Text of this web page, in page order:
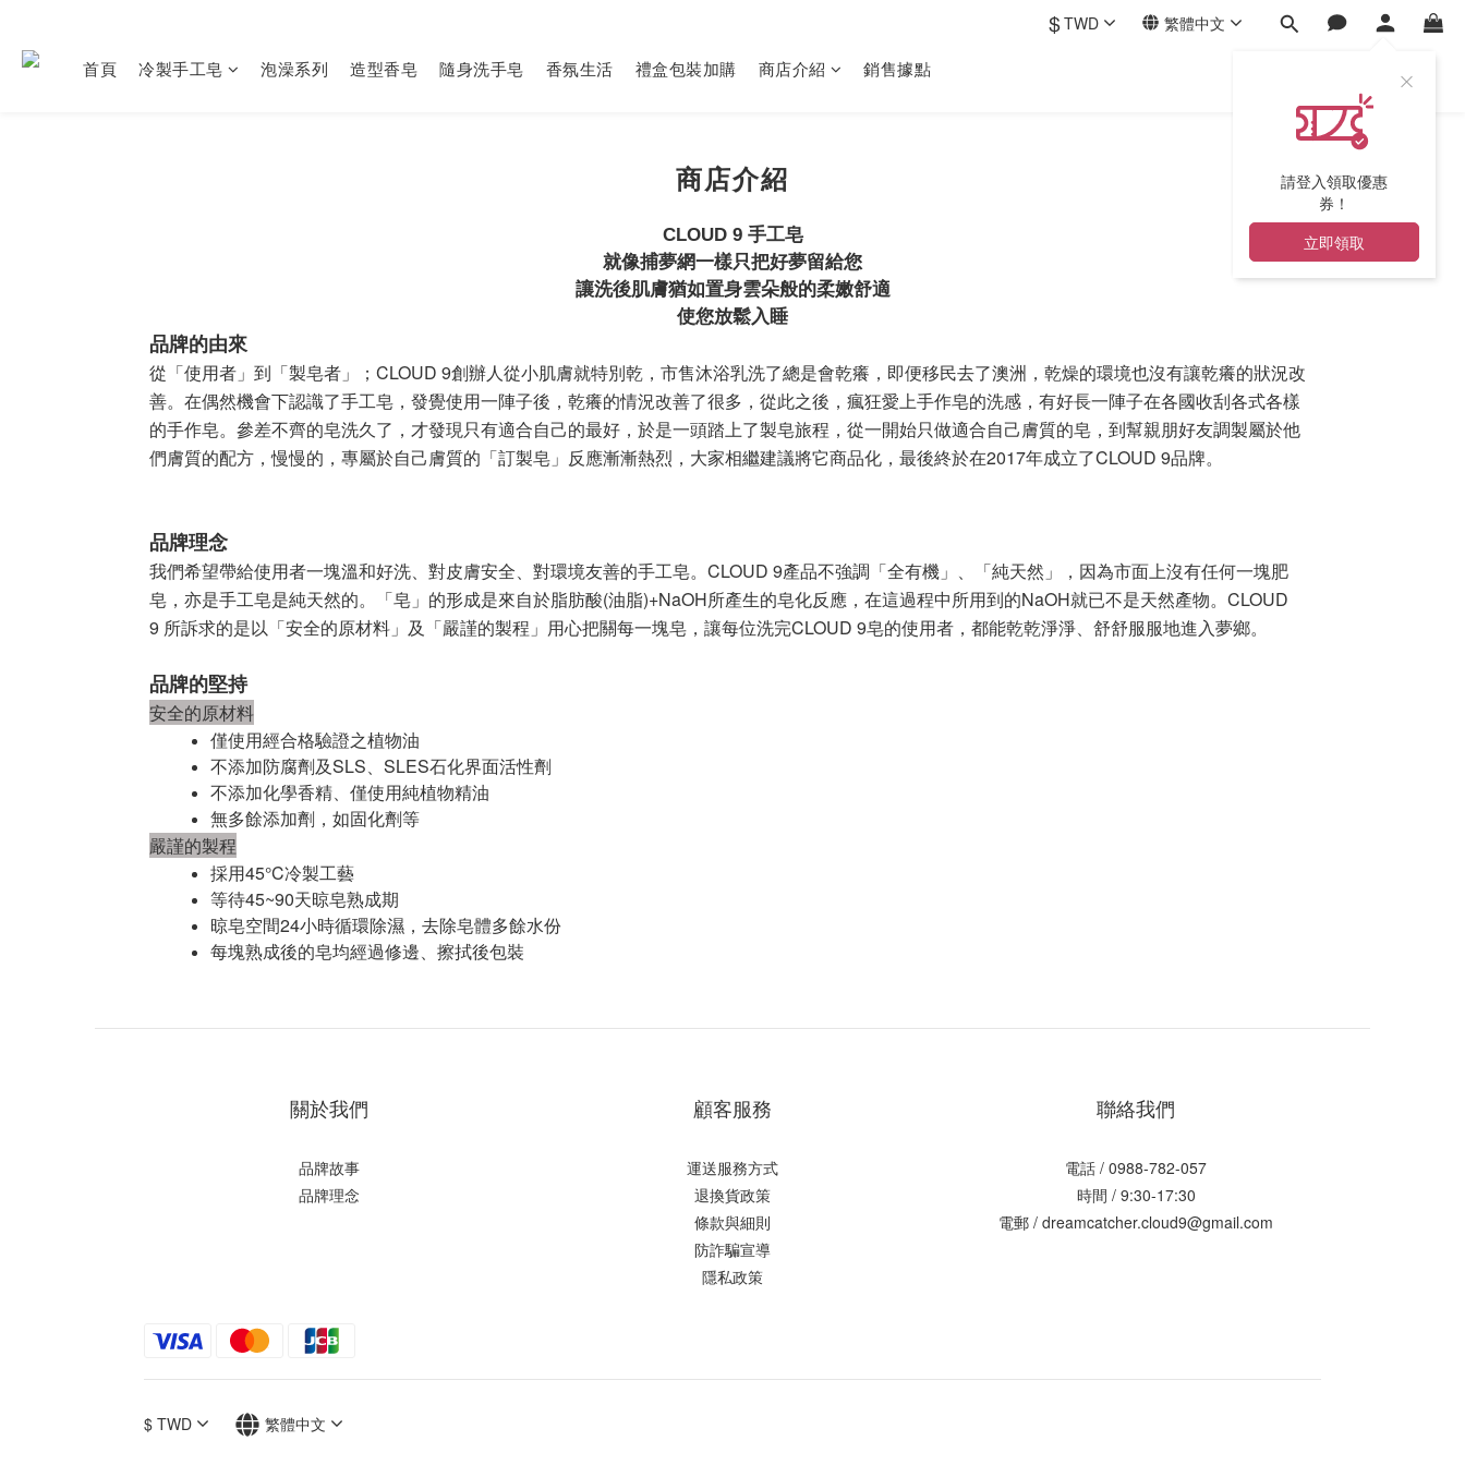
$TWD 繁體中文
請登入領取優惠
券！
立即領取
首頁 冷製手工皂 泡澡系列 造型香皂 隨身洗手皂 香氛生活 禮盒包裝加購 商店介紹 銷售據點
商店介紹
CLOUD 9 手工皂
就像捕夢網一樣只把好夢留給您
讓洗後肌膚猶如置身雲朵般的柔嫩舒適
使您放鬆入睡
品牌的由來
從「使用者」到「製皂者」 ； CLOUD 9創辦人從小肌膚就特別乾，市售沐浴乳洗了總是會乾癢，即便移民去了澳洲，乾燥的環境也沒有讓乾癢的狀況改
善。在偶然機會下認識了手工皂 ，發覺使用一陣子後，乾癢的情況改善了很多，從此之後，瘋狂愛上手作皂的洗感，有好長一陣子在各國收刮各式各樣
的手作皂。參差不齊的皂洗久了 ，才發現只有適合自己的最好，於是一頭踏上了製皂旅程，從一開始只做適合自己膚質的皂，到幫親朋好友調製屬於他
們膚質的配方，慢慢的，專屬於自己膚質的「訂製皂」反應漸漸熱烈，大家相繼建議將它商品化，最後終於在2017年成立了CLOUD 9品牌。
品牌理念
我們希望帶給使用者一塊溫和好洗、對皮膚安全、對環境友善的手工皂。 CLOUD 9產品不強調「全有機」、「純天然」，因為市面上沒有任何一塊肥
皂，亦是手工皂是純天然的。「皂」的形成是來自於脂肪酸(油脂)+NaOH所產生的皂化反應，在這過程中所用到的NaOH就已不是天然產物。 CLOUD
9 所訴求的是以「安全的原材料」 及「嚴謹的製程」用心把關每一塊皂 ，讓每位洗完CLOUD 9皂的使用者，都能乾乾淨淨、舒舒服服地進入夢鄉。
品牌的堅持
安全的原材料
僅使用經合格驗證之植物油
不添加防腐劑及SLS、 SLES石化界面活性劑
不添加化學香精、僅使用純植物精油
無多餘添加劑，如固化劑等
嚴謹的製程
採用45°C冷製工藝
等待45~90天晾皂熟成期
晾皂空間24小時循環除濕，去除皂體多餘水份
每塊熟成後的皂均經過修邊、擦拭後包裝
關於我們
品牌故事
品牌理念
顧客服務
運送服務方式
退換貨政策
條款與細則
防詐騙宣導
隱私政策
聯絡我們
電話 / 0988-782-057
時間 / 9:30-17:30
電郵 / dreamcatcher.cloud9@gmail.com
$ TWD 繁體中文